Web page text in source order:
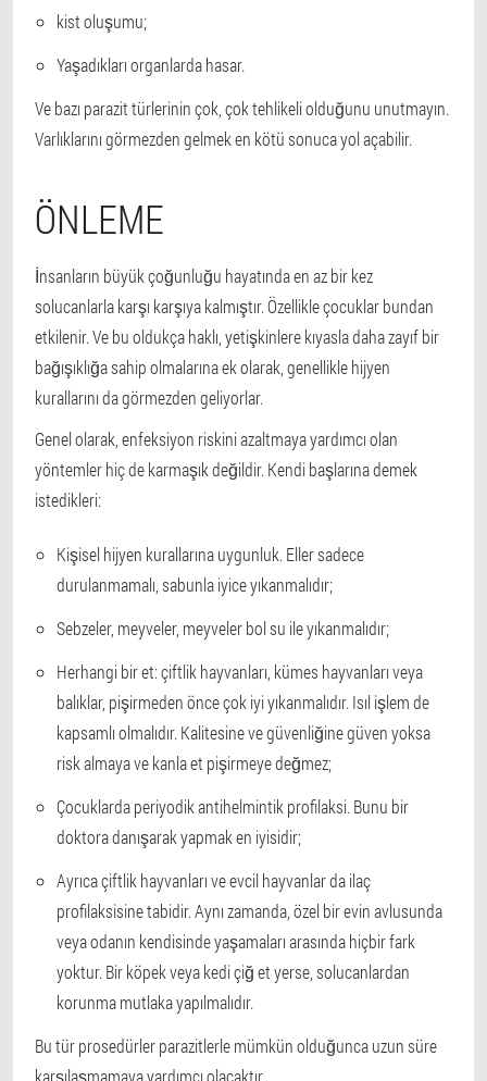
kist oluşumu;
Yaşadıkları organlarda hasar.
Ve bazı parazit türlerinin çok, çok tehlikeli olduğunu unutmayın.
Varlıklarını görmezden gelmek en kötü sonuca yol açabilir.
ÖNLEME
İnsanların büyük çoğunluğu hayatında en az bir kez
solucanlarla karşı karşıya kalmıştır. Özellikle çocuklar bundan
etkilenir. Ve bu oldukça haklı, yetişkinlere kıyasla daha zayıf bir
bağışıklığa sahip olmalarına ek olarak, genellikle hijyen
kurallarını da görmezden geliyorlar.
Genel olarak, enfeksiyon riskini azaltmaya yardımcı olan
yöntemler hiç de karmaşık değildir. Kendi başlarına demek
istedikleri:
Kişisel hijyen kurallarına uygunluk. Eller sadece
durulanmamalı, sabunla iyice yıkanmalıdır;
Sebzeler, meyveler, meyveler bol su ile yıkanmalıdır;
Herhangi bir et: çiftlik hayvanları, kümes hayvanları veya
balıklar, pişirmeden önce çok iyi yıkanmalıdır. Isıl işlem de
kapsamlı olmalıdır. Kalitesine ve güvenliğine güven yoksa
risk almaya ve kanla et pişirmeye değmez;
Çocuklarda periyodik antihelmintik profilaksi. Bunu bir
doktora danışarak yapmak en iyisidir;
Ayrıca çiftlik hayvanları ve evcil hayvanlar da ilaç
profilaksisine tabidir. Aynı zamanda, özel bir evin avlusunda
veya odanın kendisinde yaşamaları arasında hiçbir fark
yoktur. Bir köpek veya kedi çiğ et yerse, solucanlardan
korunma mutlaka yapılmalıdır.
Bu tür prosedürler parazitlerle mümkün olduğunca uzun süre
karşılaşmamaya yardımcı olacaktır.